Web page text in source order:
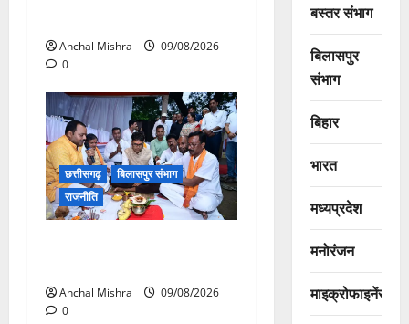
Anchal Mishra
09/08/2026
0
छत्तीसगढ़
बिलासपुर संभाग
राजनीति
Anchal Mishra
09/08/2026
0
बस्तर संभाग
बिलासपुर
संभाग
बिहार
भारत
मध्यप्रदेश
मनोरंजन
माइक्रोफाइनेंस